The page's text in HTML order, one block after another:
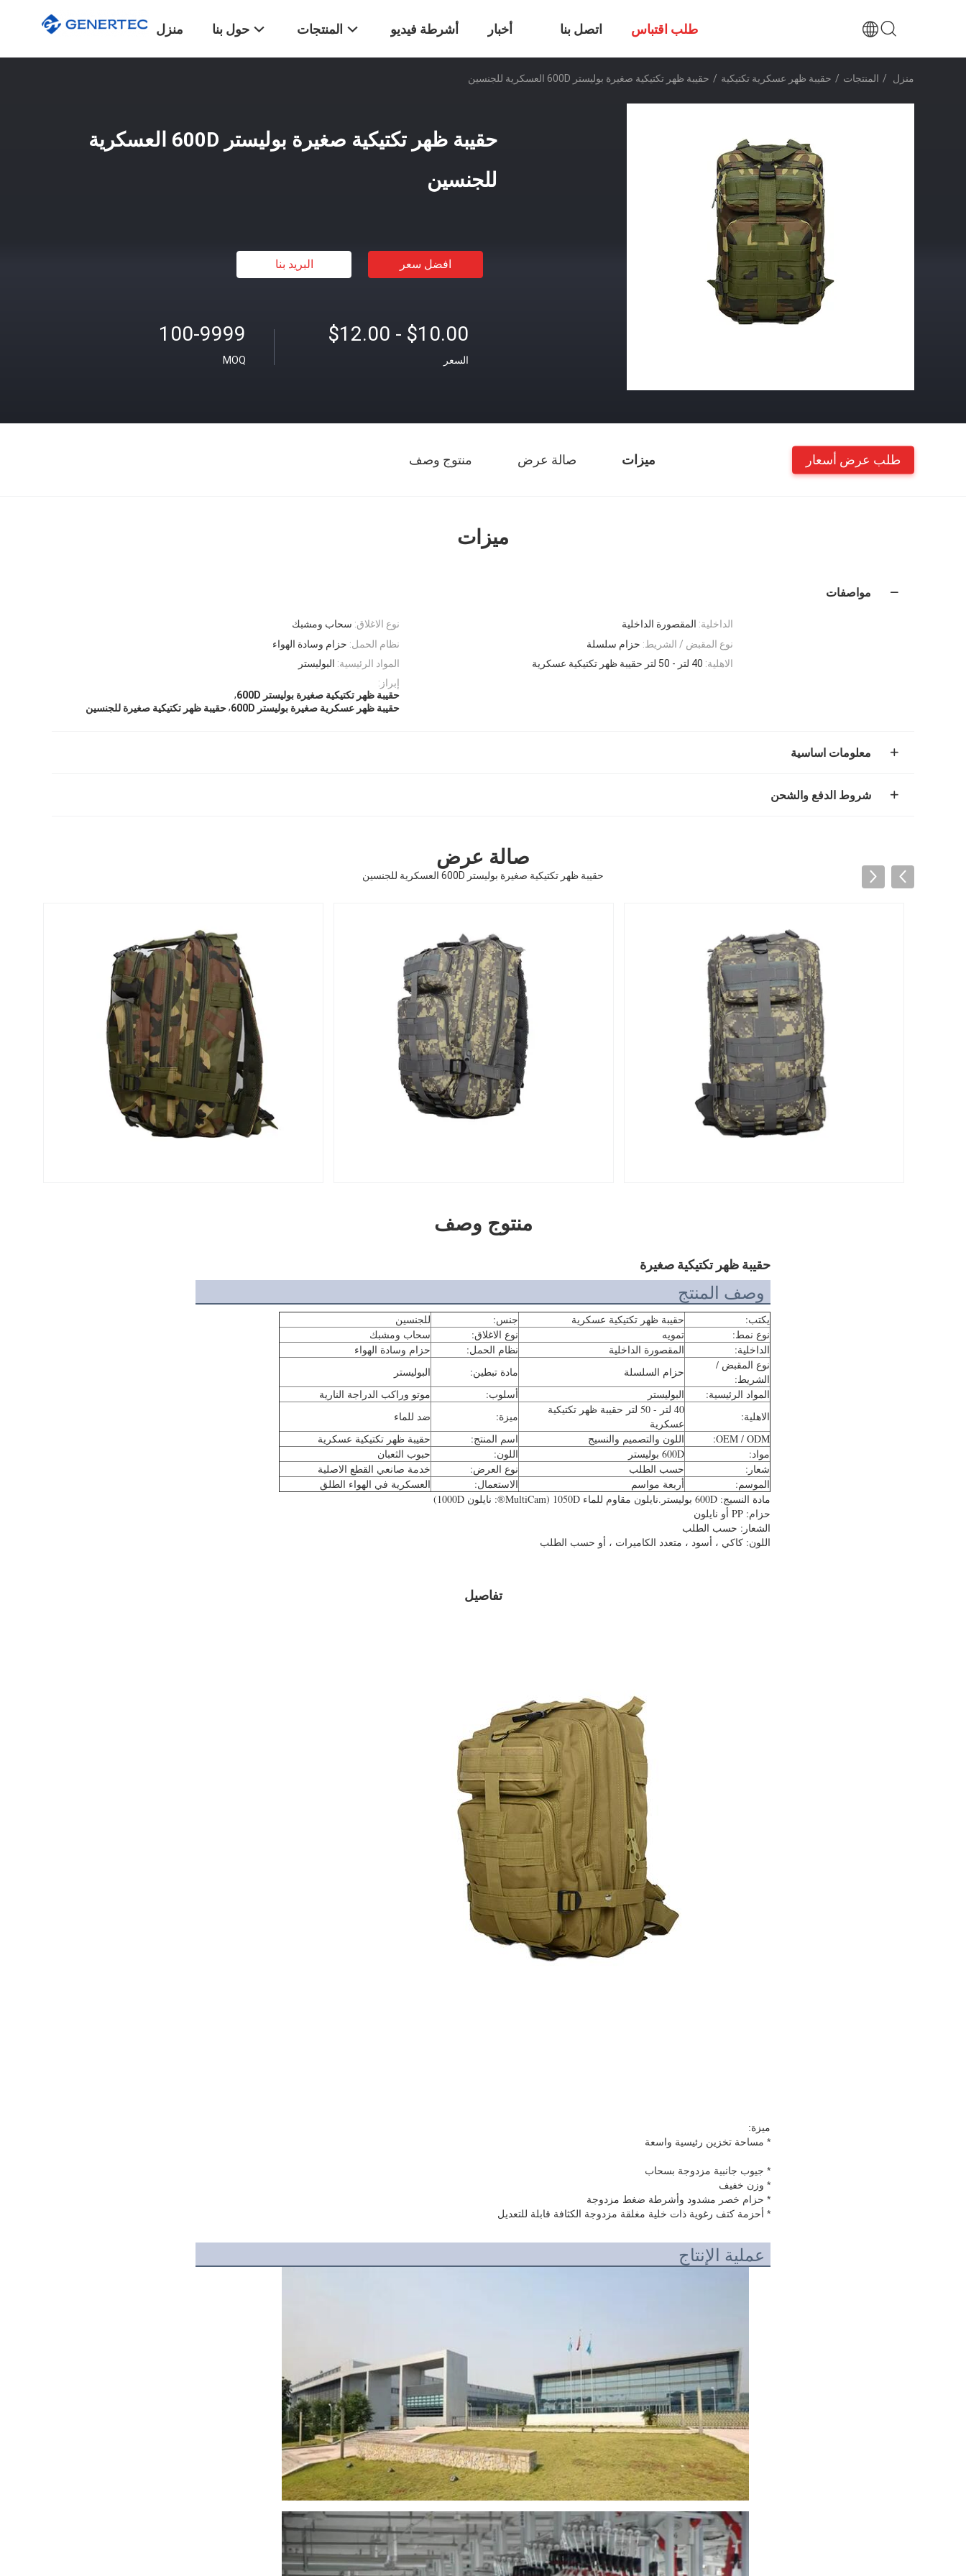
منزل حول بنا المنتجات أشرطة فيديو أخبار اتصل بنا طلب اقتباس
منزل / المنتجات / حقيبة ظهر عسكرية تكتيكية / حقيبة ظهر تكتيكية صغيرة بوليستر 600D العسكرية للجنسين
حقيبة ظهر تكتيكية صغيرة بوليستر 600D العسكرية
للجنسين
افضل سعر البريد بنا
100-9999
MOQ
$10.00 - $12.00
السعر
ميزات صالة عرض منتوج وصف طلب عرض أسعار
ميزات
مواصفات
نوع الاغلاق: سحاب ومشبك الداخلية: المقصورة الداخلية
نظام الحمل: حزام وسادة الهواء نوع المقبض / الشريط: حزام سلسلة
المواد الرئيسية: البوليستر الاهلية: 40 لتر - 50 لتر حقيبة ظهر تكتيكية عسكرية
إبراز:
حقيبة ظهر تكتيكية صغيرة بوليستر 600D
,
حقيبة ظهر عسكرية صغيرة بوليستر 600D
,حقيبة ظهر تكتيكية صغيرة للجنسين
معلومات اساسية
شروط الدفع والشحن
صالة عرض
حقيبة ظهر تكتيكية صغيرة بوليستر 600D العسكرية للجنسين
منتوج وصف
حقيبة ظهر تكتيكية صغيرة
وصف المنتج
يكتب: حقيبة ظهر تكتيكية عسكرية جنس:
للجنسين
نوع نمط:
تمويه نوع الاغلاق:
سحاب ومشبك
الداخلية:
المقصورة الداخلية نظام الحمل:
حزام وسادة الهواء
نوع المقبض /
الشريط:
حزام السلسلة مادة تبطين:
البوليستر
المواد الرئيسية:
البوليستر أسلوب:
موتو وراكب الدراجة النارية
الاهلية:
40 لتر - 50 لتر حقيبة ظهر تكتيكية
عسكرية
ميزة:
ضد للماء
OEM / ODM:
اللون والتصميم والنسيج اسم المنتج:
حقيبة ظهر تكتيكية عسكرية
مواد:
600D بوليستر اللون:
حبوب الثعبان
شعار:
حسب الطلب نوع العرض:
خدمة صانعي القطع الاصلية
الموسم:
أربعة مواسم الاستعمال:
العسكرية في الهواء الطلق
مادة النسيج: 600D بوليستر.نايلون مقاوم للماء 1050D (MultiCam®: نايلون 1000D)
حزام: PP أو نايلون
الشعار: حسب الطلب
اللون: كاكي ، أسود ، متعدد الكاميرات ، أو حسب الطلب
تفاصيل
ميزة:
* مساحة تخزين رئيسية واسعة
* جيوب جانبية مزدوجة بسحاب
* وزن خفيف
* حزام خصر مشدود وأشرطة ضغط مزدوجة
* أحزمة كتف رغوية ذات خلية مغلقة مزدوجة الكثافة قابلة للتعديل
عملية الإنتاج